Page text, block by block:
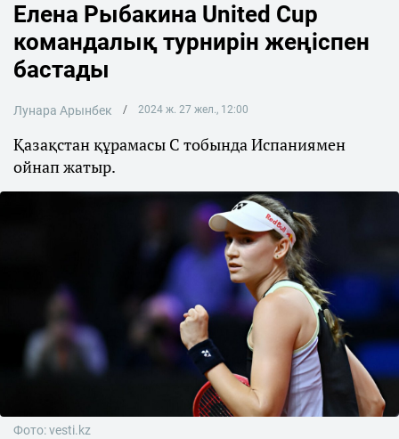
Елена Рыбакина United Cup
командалық турнирін жеңіспен
бастады
Лунара Арынбек 2024 ж. 27 жел., 12:00
Қазақстан құрамасы С тобында Испаниямен
ойнап жатыр.
Фото: vesti.kz